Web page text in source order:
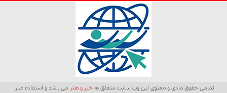
تمامی حقوق مادی و معنوی این وب سایت متعلق بهخبر و هنر می باشد و استفاده غیر